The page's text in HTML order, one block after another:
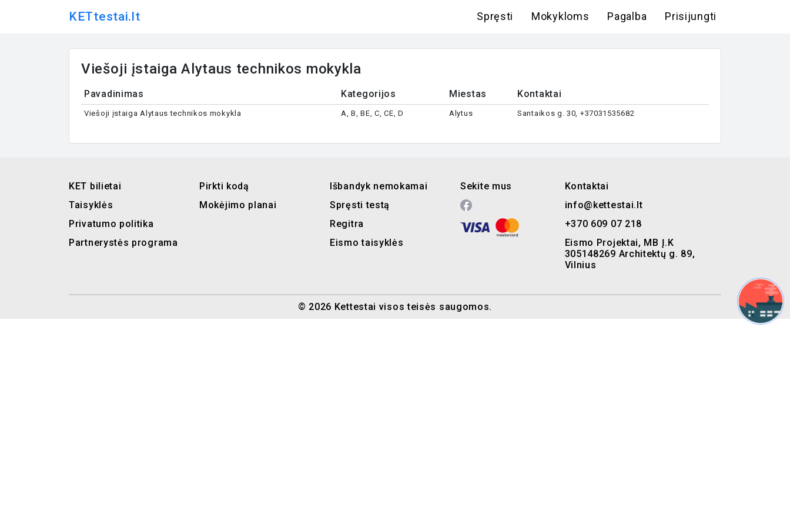
KETtestai.lt Spręsti Mokykloms Pagalba Prisijungti
Viešoji įstaiga Alytaus technikos mokykla
Pavadinimas Kategorijos Miestas Kontaktai
Viešoji įstaiga Alytaus technikos mokykla A, B, BE, C, CE, D Alytus Santaikos g. 30, +37031535682
KET bilietai
Taisyklės
Privatumo politika
Partnerystės programa
Pirkti kodą
Mokėjimo planai
Išbandyk nemokamai
Spręsti testą
Regitra
Eismo taisyklės
Sekite mus
Kontaktai
info@kettestai.lt
+370 609 07 218
Eismo Projektai, MB Į.K
305148269 Architektų g. 89,
Vilnius
© 2026 Kettestai visos teisės saugomos.